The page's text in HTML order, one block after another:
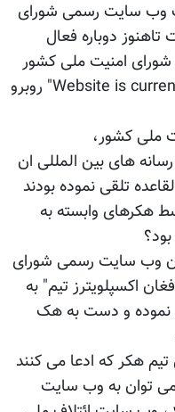
به 40 روز از هک وب سایت رسمی شورای
دوباره فعال
امنیت ملی کشور
به پیام "Website is currently under maintenance" روبرو
ملی کشور،
های بین المللی ان
تلقی نموده بودند
هکرهای وابسته به
وب سایت رسمی شورای
اکسپلویترز تیم" به
نموده و دست به هک
هکر که ادعا می کنند
توان به وب سایت